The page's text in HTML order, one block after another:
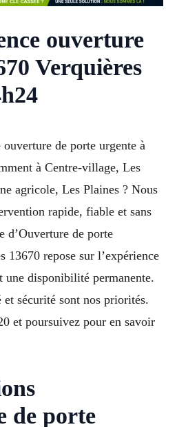
ouverture
Verquières
ouverture de porte urgente à
à Centre-village, Les
agricole, Les Plaines ? Nous
rapide, fiable et sans
d’Ouverture de porte
13670 repose sur l’expérience
une disponibilité permanente.
sécurité sont nos priorités.
et poursuivez pour en savoir
de porte